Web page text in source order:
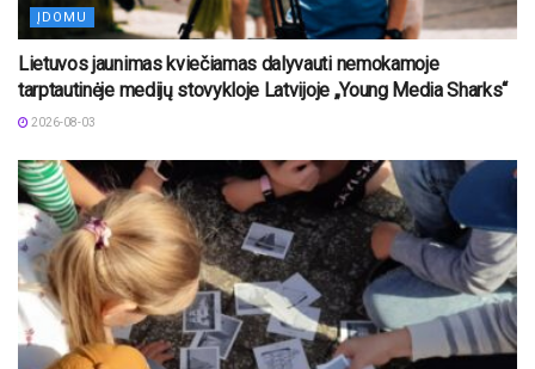
ĮDOMU
Lietuvos jaunimas kviečiamas dalyvauti nemokamoje
tarptautinėje medijų stovykloje Latvijoje „Young Media Sharks“
2026-08-03